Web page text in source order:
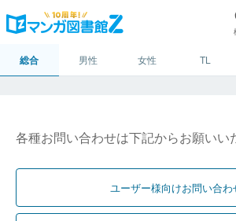
総合 男性 女性 TL
各種お問い合わせは下記からお願いい
ユーザー様向けお問い合わ